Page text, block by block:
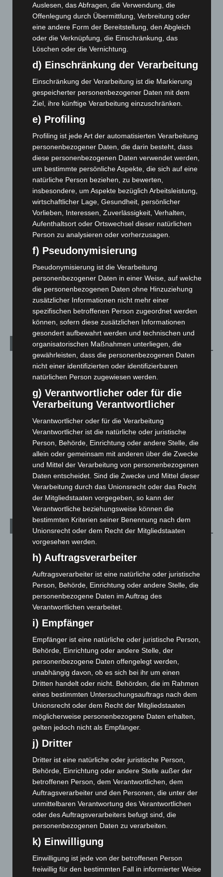
Region Hannover: 21 neue Notfallsanitäter starten beim
Roten Kreuz
5. August 2026
Mann läuft mit Hockeyschläger über A7 – Polizei sucht
5. August 2026
Celle: Mensch stirbt bei Bagger-Unfall auf Baustelle
5. August 2026
Gasleitung bei McDonald’s-Umbau in Langenhagen
beschädigt
5. August 2026
Anklage nach Abschaltung von „Archetyp Market“ erhoben
3. August 2026
Hannover: Polizei stoppt 166 Trunkenheitsfahrten bei
Großkontrolle
2. August 2026
Hannover Klassik Open Air 2026: Französische Oper im
Maschpark
Schwarz Digits und Zscaler starten souveräne Cloud-
Sicherheitsplattform für Europa
2. August 2026
Kategorien
Blaulicht
Corona-News
Hannover und Region
Langenhagen und Ortsteile
Leserbriefe
Menschen
Über uns
Veranstaltungen
1.887
1.269
Archiv
August 2026
Juli 2026 (73)
Juni 2026(139)
Mai 2026(99)
April 2026(99)
März 2026(115)
Februar 2026(109)
Januar 2026(122)
Dezember 2025
(103)
November 2025(114)
Oktober 2025(112)
September 2025
(93)
August 2025(90)
Juli 2025(90)
Juni 2025(103)
Mai 2025(112)
April 2025(88)
März 2025(111)
Februar 2025(96)
Januar 2025
Dezember 2024(89)
November 2024 (94)
Auslesen, das Abfragen, die Verwendung, die
Offenlegung durch Übermittlung, Verbreitung oder
eine andere Form der Bereitstellung, den Abgleich
oder die Verknüpfung, die Einschränkung, das
Löschen oder die Vernichtung.
d) Einschränkung der Verarbeitung
Einschränkung der Verarbeitung ist die Markierung
gespeicherter personenbezogener Daten mit dem
Ziel, ihre künftige Verarbeitung einzuschränken.
e) Profiling
Profiling ist jede Art der automatisierten Verarbeitung
personenbezogener Daten, die darin besteht, dass
diese personenbezogenen Daten verwendet werden,
um bestimmte persönliche Aspekte, die sich auf eine
natürliche Person beziehen, zu bewerten,
insbesondere, um Aspekte bezüglich Arbeitsleistung,
wirtschaftlicher Lage, Gesundheit, persönlicher
Vorlieben, Interessen, Zuverlässigkeit, Verhalten,
Aufenthaltsort oder Ortswechsel dieser natürlichen
Person zu analysieren oder vorherzusagen.
f) Pseudonymisierung
Pseudonymisierung ist die Verarbeitung
personenbezogener Daten in einer Weise, auf welche
die personenbezogenen Daten ohne Hinzuziehung
zusätzlicher Informationen nicht mehr einer
spezifischen betroffenen Person zugeordnet werden
können, sofern diese zusätzlichen Informationen
gesondert aufbewahrt werden und technischen und
organisatorischen Maßnahmen unterliegen, die
gewährleisten, dass die personenbezogenen Daten
nicht einer identifizierten oder identifizierbaren
natürlichen Person zugewiesen werden.
g) Verantwortlicher oder für die
Verarbeitung Verantwortlicher
Verantwortlicher oder für die Verarbeitung
Verantwortlicher ist die natürliche oder juristische
Person, Behörde, Einrichtung oder andere Stelle, die
allein oder gemeinsam mit anderen über die Zwecke
und Mittel der Verarbeitung von personenbezogenen
Daten entscheidet. Sind die Zwecke und Mittel dieser
Verarbeitung durch das Unionsrecht oder das Recht
der Mitgliedstaaten vorgegeben, so kann der
Verantwortliche beziehungsweise können die
bestimmten Kriterien seiner Benennung nach dem
Unionsrecht oder dem Recht der Mitgliedstaaten
vorgesehen werden.
h) Auftragsverarbeiter
Auftragsverarbeiter ist eine natürliche oder juristische
Person, Behörde, Einrichtung oder andere Stelle, die
personenbezogene Daten im Auftrag des
Verantwortlichen verarbeitet.
i) Empfänger
Empfänger ist eine natürliche oder juristische Person,
Behörde, Einrichtung oder andere Stelle, der
personenbezogene Daten offengelegt werden,
unabhängig davon, ob es sich bei ihr um einen
Dritten handelt oder nicht. Behörden, die im Rahmen
eines bestimmten Untersuchungsauftrags nach dem
Unionsrecht oder dem Recht der Mitgliedstaaten
möglicherweise personenbezogene Daten erhalten,
gelten jedoch nicht als Empfänger.
j) Dritter
Dritter ist eine natürliche oder juristische Person,
Behörde, Einrichtung oder andere Stelle außer der
betroffenen Person, dem Verantwortlichen, dem
Auftragsverarbeiter und den Personen, die unter der
unmittelbaren Verantwortung des Verantwortlichen
oder des Auftragsverarbeiters befugt sind, die
personenbezogenen Daten zu verarbeiten.
k) Einwilligung
Einwilligung ist jede von der betroffenen Person
freiwillig für den bestimmten Fall in informierter Weise